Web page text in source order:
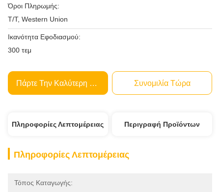
Όροι Πληρωμής:
T/T, Western Union
Ικανότητα Εφοδιασμού:
300 τεμ
Πάρτε Την Καλύτερη Τιμή Συνομιλία Τώρα
Πληροφορίες Λεπτομέρειας Περιγραφή Προϊόντων
Πληροφορίες Λεπτομέρειας
Τόπος Καταγωγής: